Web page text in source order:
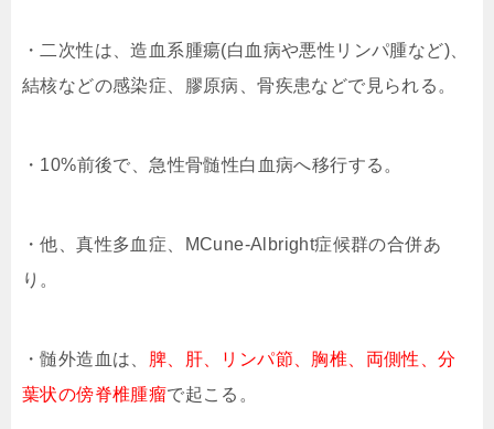
・二次性は、造血系腫瘍(白血病や悪性リンパ腫など)、
結核などの感染症、膠原病、骨疾患などで見られる。
・10%前後で、急性骨髄性白血病へ移行する。
・他、真性多血症、MCune-Albright症候群の合併あ
り。
・髄外造血は、 脾、肝、リンパ節、胸椎、両側性、分
葉状の傍脊椎腫瘤で起こる。